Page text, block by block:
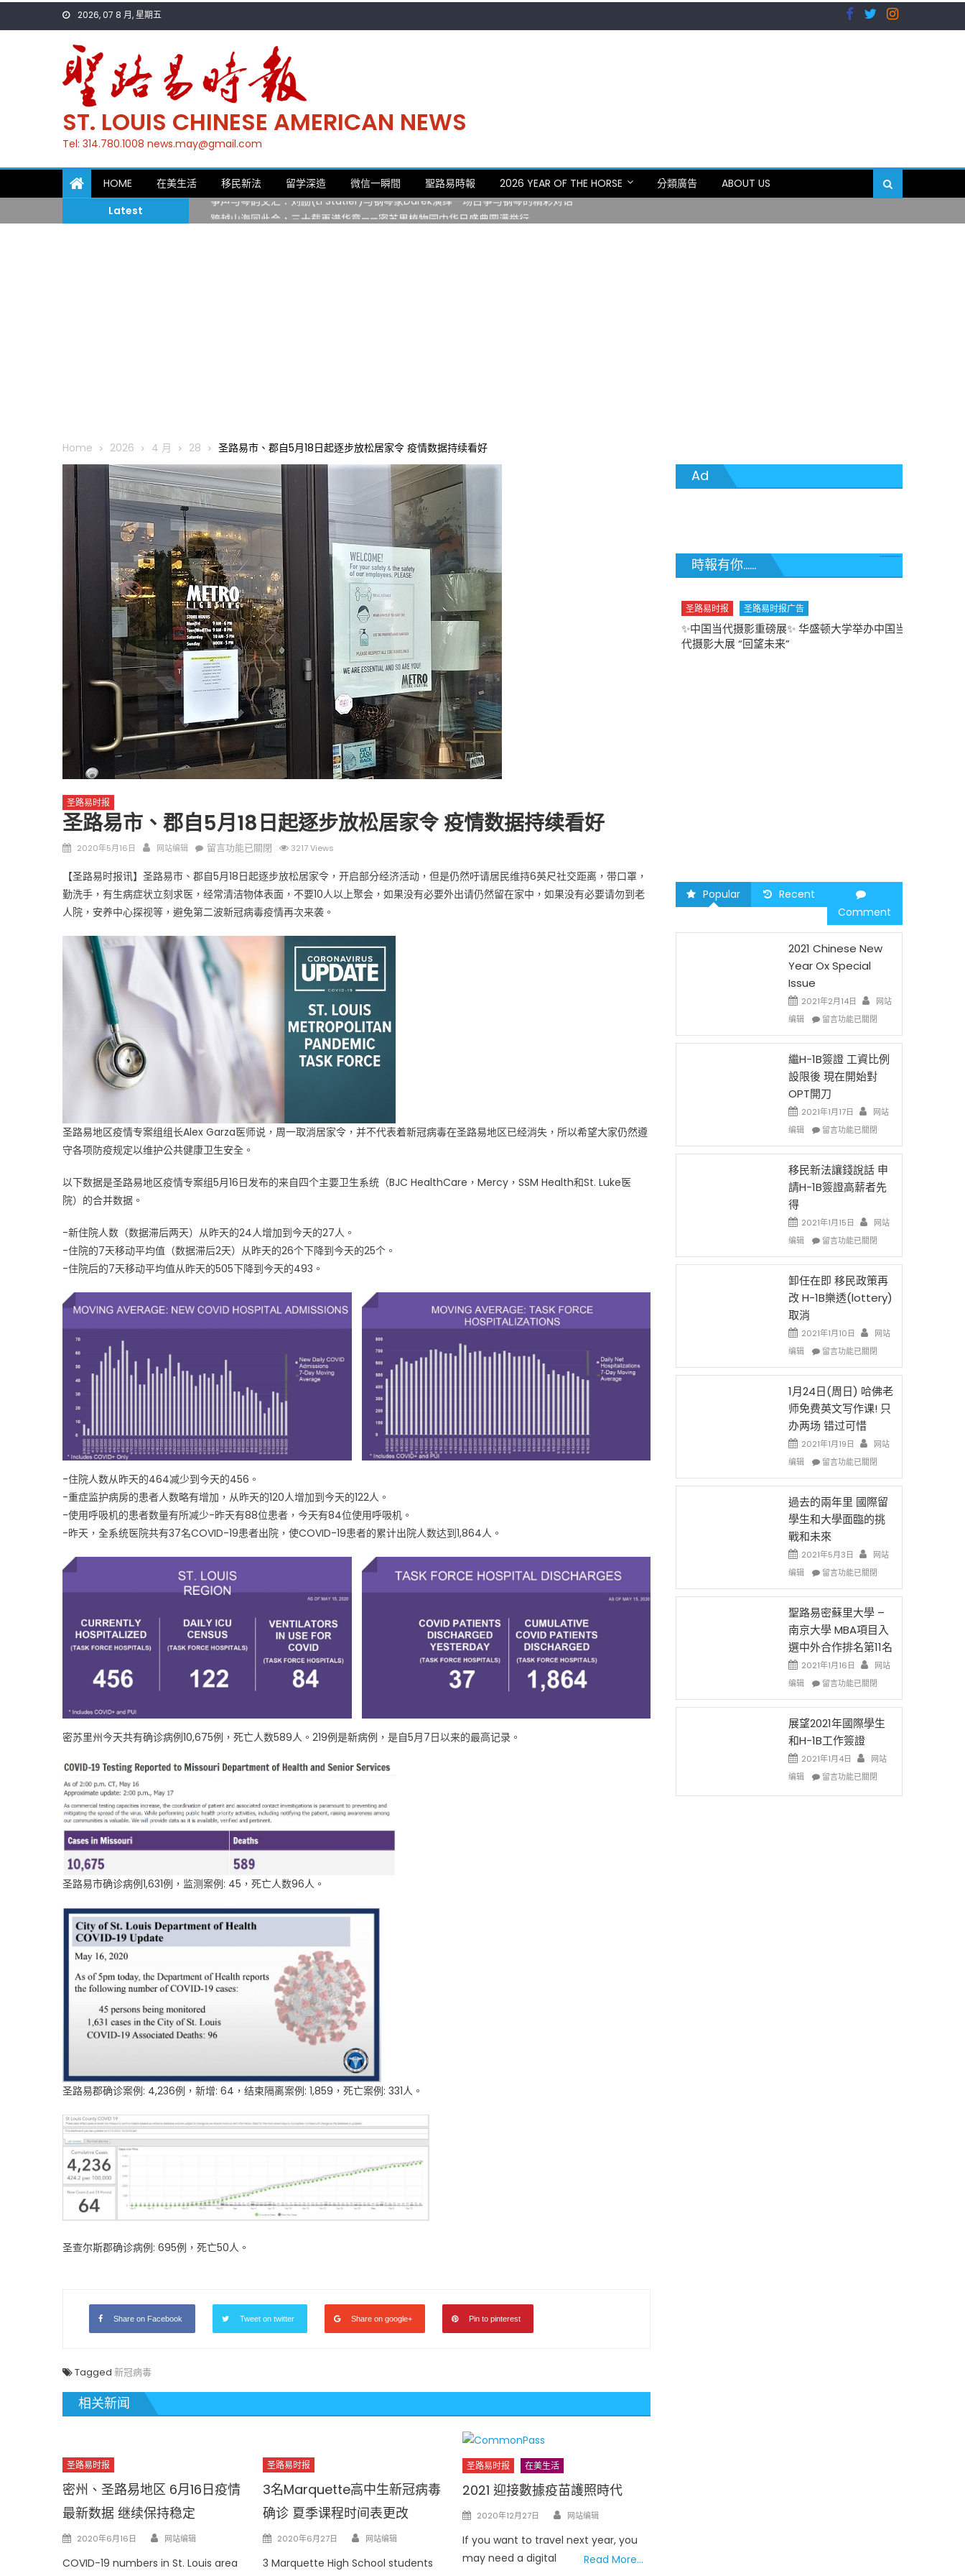
2026, 07 8 月, 星期五
ST. LOUIS CHINESE AMERICAN NEWS
Tel: 314.780.1008 news.may@gmail.com
HOME 在美生活 移民新法 留学深造 微信一瞬間 聖路易時報 2026 YEAR OF THE HORSE 分類廣告
ABOUT US
Latest
一晃三十年，初夏又相逢。中华日，等你来赴约 —— 密苏里植物园“中华日三十周年特别报道（五）
跨越山海同此会，三十载再谱华章——密苏里植物园中华日盛典圆满举行
Home 2026 4 月 28 圣路易市、郡自5月18日起逐步放松居家令 疫情数据持续看好
圣路易时报
圣路易市、郡自5月18日起逐步放松居家令 疫情数据持续看好
Posted
2020年5月16日 Author
网站编辑
在
路
易
市、
自
5
月
18
家
令
情
持
续
看
好〉
中
留言功能已關閉 3217 Views
【圣路易时报讯】圣路易市、郡自5月18日起逐步放松居家令，开启部分经济活动，但是仍然吁请居民维持6英尺社交距离，带口罩，
勤洗手，有生病症状立刻求医，经常清洁物体表面，不要10人以上聚会，如果没有必要外出请仍然留在家中，如果没有必要请勿到老
人院，安养中心探视等，避免第二波新冠病毒疫情再次来袭。
圣路易地区疫情专案组组长Alex Garza医师说，周一取消居家令，并不代表着新冠病毒在圣路易地区已经消失，所以希望大家仍然遵
守各项防疫规定以维护公共健康卫生安全。
以下数据是圣路易地区疫情专案组5月16日发布的来自四个主要卫生系统（BJC HealthCare，Mercy，SSM Health和St. Luke医
院）的合并数据。
-新住院人数（数据滞后两天）从昨天的24人增加到今天的27人。
-住院的7天移动平均值（数据滞后2天）从昨天的26个下降到今天的25个。
-住院后的7天移动平均值从昨天的505下降到今天的493。
-住院人数从昨天的464减少到今天的456。
-重症监护病房的患者人数略有增加，从昨天的120人增加到今天的122人。
-使用呼吸机的患者数量有所减少-昨天有88位患者，今天有84位使用呼吸机。
-昨天，全系统医院共有37名COVID-19患者出院，使COVID-19患者的累计出院人数达到1,864人。
密苏里州今天共有确诊病例10,675例，死亡人数589人。219例是新病例，是自5月7日以来的最高记录。
圣路易市确诊病例1,631例，监测案例: 45，死亡人数96人。
圣路易郡确诊案例: 4,236例，新增: 64，结束隔离案例: 1,859，死亡案例: 331人。
圣查尔斯郡确诊病例: 695例，死亡50人。
Share on Facebook Tweet on twitter Share on google+ Pin to pinterest
Tagged 新冠病毒
相关新闻
圣路易时报
密州、圣路易地区 6月16日疫情
最新数据 继续保持稳定
Posted
2020年6月16日 Author
网站编辑
COVID-19 numbers in St. Louis area
圣路易时报
3名Marquette高中生新冠病毒
确诊 夏季课程时间表更改
Posted
2020年6月27日 Author
网站编辑
3 Marquette High School students
圣路易时报 在美生活
2021 迎接數據疫苗護照時代
Posted
2020年12月27日 Author
网站编辑
If you want to travel next year, you
may need a digital
Read More…
Ad
時報有你......
Lu Team 卢长志
圣路易时报 圣路易时报广告
免费健康检查 无需预约 免费赠送血压计供符合
条件者使用 欢迎参加索取! 4月18日星期六 上午
9点至中午 Grace UM Church
圣路易时报
了解您的数字! 3月21日星期六 上午9点至中午
Grace UM Church 免费健康检查
圣路易时报 圣路易时报广告
✨中国当代摄影重磅展✨ 华盛顿大学举办中国当
代摄影大展 “回望未来”
Popular
Recent
Comment
2021 Chinese New
Year Ox Special
Issue
2021年2月14日
网站
编辑
在
Chinese
New
Year
Ox
Special
Issue〉
中
留言功能已關閉
繼H-1B簽證 工資比例
設限後 現在開始對
OPT開刀
2021年1月17日
网站
编辑
在
H-
1B
簽
證
資
比
設
限
後
現
開
始
對
OPT
開
刀〉
中
留言功能已關閉
移民新法讓錢說話 申
請H-1B簽證高薪者先
得
2021年1月15日
网站
编辑
在
民
新
法
讓
說
話
請
H-
1B
簽
證
高
薪
者
先
得〉
中
留言功能已關閉
卸任在即 移民政策再
改 H-1B樂透(lottery)
取消
2021年1月10日
网站
编辑
在
任
在
即
移
民
政
策
改
H-
1B
樂
透
(lottery)
取
消〉
中
留言功能已關閉
1月24日(周日) 哈佛老
师免费英文写作课! 只
办两场 错过可惜
2021年1月19日
网站
编辑
在
月
24
日
(周
日)
哈
佛
师
免
费
英
文
写
作
课!
只
办
场
错
过
惜〉
留言功能已關閉
過去的兩年里 國際留
學生和大學面臨的挑
戰和未來
2021年5月3日
网站
编辑
在
去
的
兩
年
里
國
際
學
生
大
學
面
留言功能已關閉
聖路易密蘇里大學 –
南京大學 MBA項目入
選中外合作排名第11名
2021年1月16日
网站
编辑
在
路
易
密
蘇
里
大
留言功能已關閉
展望2021年國際學生
和H-1B工作簽證
2021年1月4日
网站
编辑
在
留言功能已關閉